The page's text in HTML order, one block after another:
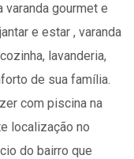
gourmet e
e estar , varanda
lavanderia,
de sua família.
com piscina na
localização no
do bairro que